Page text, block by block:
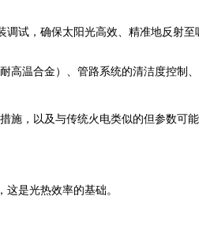
试，确保太阳光高效、精准地反射至
高温合金）、管路系统的清洁度控制
施，以及与传统火电类似的但参数可
是光热效率的基础。